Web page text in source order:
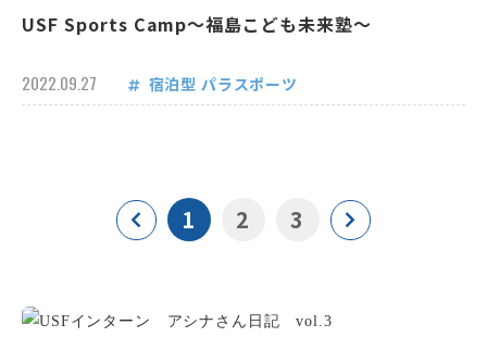
USF Sports Camp～福島こども未来塾～
2022.09.27 宿泊型 パラスポーツ
1 2 3